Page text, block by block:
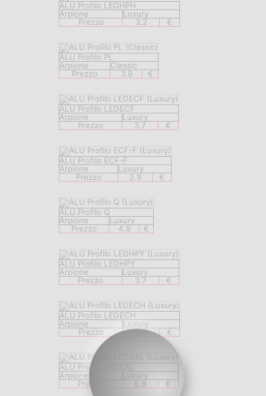
ALU Profilo LEDHPH
Arpione
Luxury
Prezzo
3.2 €
ALU Profilo PL
Arpione
Classic
Prezzo
3.9 €
ALU Profilo LEDECF
Arpione
Luxury
Prezzo
3.7 €
ALU Profilo ECF-F
Arpione
Luxury
Prezzo
2.9 €
ALU Profilo Q
Arpione
Luxury
Prezzo
4.9 €
ALU Profilo LEDHPY
Arpione
Luxury
Prezzo
3.7 €
ALU Profilo LEDECH
Arpione
Luxury
Prezzo
8.9 €
ALU Profilo LEDSAL
Arpione
Luxury
Prezzo
6.9 €